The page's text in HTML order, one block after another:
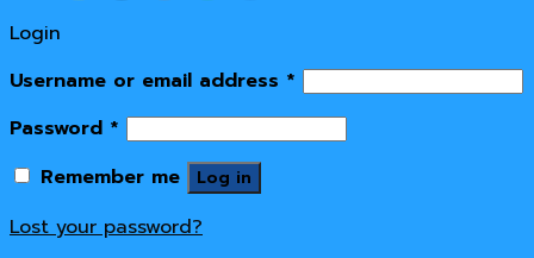
Login
Username or email address *
Password *
Remember me
Log in
Lost your password?